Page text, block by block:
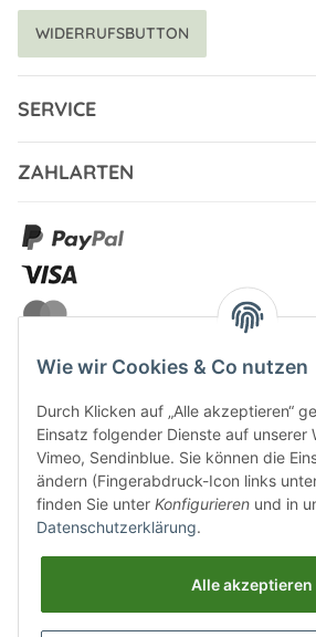
WIDERRUFSBUTTON
SERVICE
ZAHLARTEN
VERSANDARTEN
Wie wir Cookies & Co nutzen
Durch Klicken auf „Alle akzeptieren“
Einsatz folgender Dienste auf unserer
Vimeo, Sendinblue. Sie können die
ändern (Fingerabdruck-Icon links
finden Sie unter Konfigurieren und in
Datenschutzerklärung.
Alle akzeptieren